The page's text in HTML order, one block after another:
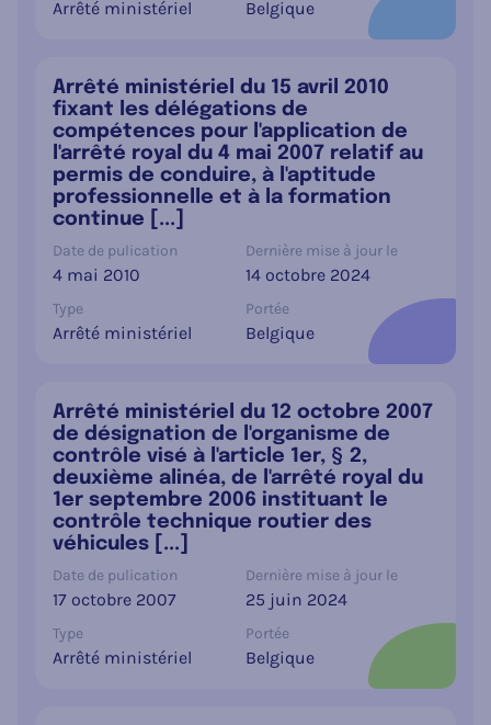
Arrêté ministériel Belgique
Arrêté ministériel du 15 avril 2010
fixant les délégations de
compétences pour l'application de
l'arrêté royal du 4 mai 2007 relatif au
permis de conduire, à l'aptitude
professionnelle et à la formation
continue [...]
Date de pulication
4 mai 2010
Dernière mise à jour le
14 octobre 2024
Type
Arrêté ministériel
Portée
Belgique
Arrêté ministériel du 12 octobre 2007
de désignation de l'organisme de
contrôle visé à l'article 1er, § 2,
deuxième alinéa, de l'arrêté royal du
1er septembre 2006 instituant le
contrôle technique routier des
véhicules [...]
Date de pulication
17 octobre 2007
Dernière mise à jour le
25 juin 2024
Type
Arrêté ministériel
Portée
Belgique